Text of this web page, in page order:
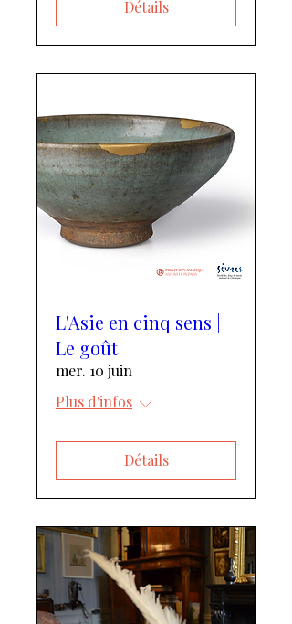
Détails
L'Asie en cinq sens |
Le goût
mer. 10 juin
Plus d'infos
Détails